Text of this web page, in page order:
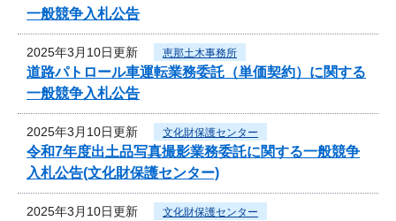
一般競争入札公告
2025年3月10日更新 恵那土木事務所
道路パトロール車運転業務委託（単価契約）に関する
一般競争入札公告
2025年3月10日更新 文化財保護センター
令和7年度出土品写真撮影業務委託に関する一般競争
入札公告(文化財保護センター)
2025年3月10日更新 文化財保護センター